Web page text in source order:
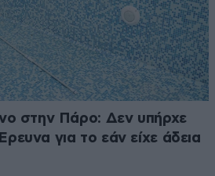
στην Πάρο: Δεν υπήρχε
για το εάν είχε άδεια